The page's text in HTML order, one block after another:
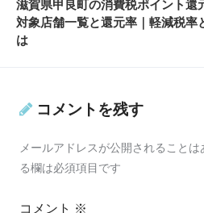
滋賀県甲良町の消費税ポイント還
対象店舗一覧と還元率｜軽減税率
は
コメントを残す
メールアドレスが公開されることは
る欄は必須項目です
コメント ※